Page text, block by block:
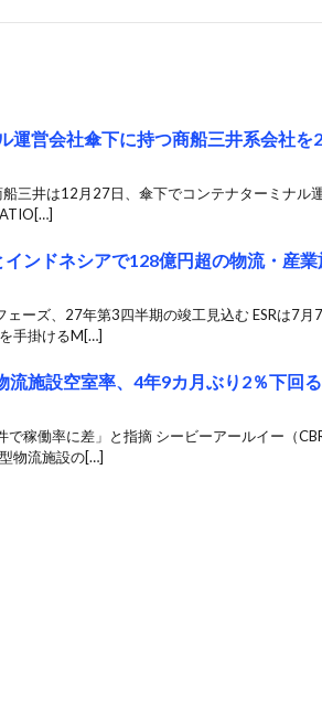
運営会社傘下に持つ商船三井系会社を
三井は12月27日、傘下でコンテナターミナル
インドネシアで128億円超の物流・産
ーズ、27年第3四半期の竣工見込む ESRは7
手掛けるM[…]
流施設空室率、4年9カ月ぶり2％下回る
で稼働率に差」と指摘 シービーアールイー（
物流施設の[…]